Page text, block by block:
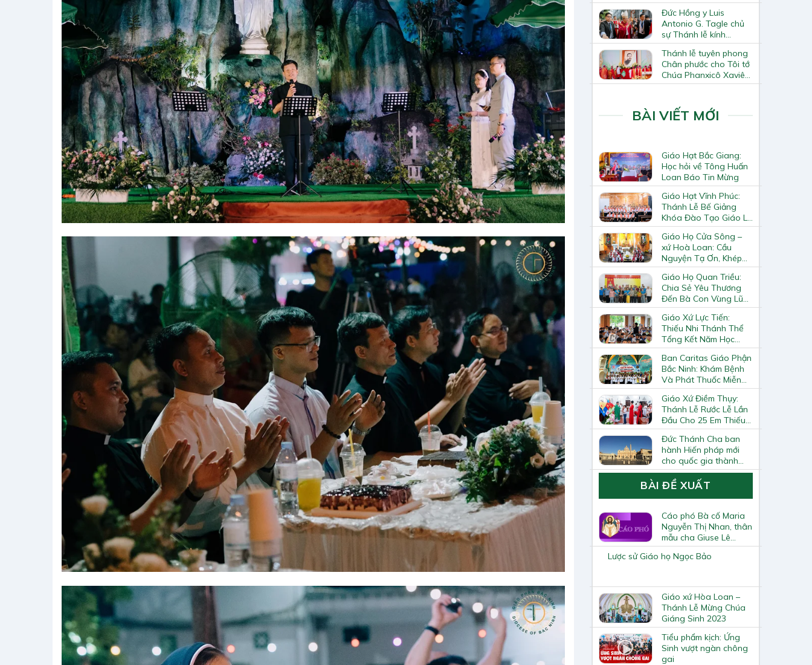
Đức Hồng y Luis
Antonio G. Tagle chủ
sự Thánh lễ kính
Thánh Tô-ma Tông đồ
tại Nhà thờ Chính tòa
Hà Nội
Thánh lễ tuyên phong
Chân phước cho Tôi tớ
Chúa Phanxicô Xaviê
Trương Bửu Diệp
BÀI VIẾT MỚI
Giáo Hạt Bắc Giang:
Học hỏi về Tông Huấn
Loan Báo Tin Mừng
Giáo Hạt Vĩnh Phúc:
Thánh Lễ Bế Giảng
Khóa Đào Tạo Giáo Lý
Viên – Huynh Trưởng
Cấp II
Giáo Họ Cửa Sông –
xứ Hoà Loan: Cầu
Nguyện Tạ Ơn, Khép
Lại Khóa Huấn Luyện
Giáo Lý Viên Cấp II
Giáo Họ Quan Triều:
Chia Sẻ Yêu Thương
Đến Bà Con Vùng Lũ
Lai Châu
Giáo Xứ Lực Tiến:
Thiếu Nhi Thánh Thể
Tổng Kết Năm Học
Giáo Lý
Ban Caritas Giáo Phận
Bắc Ninh: Khám Bệnh
Và Phát Thuốc Miễn
Phí Tại Giáo Xứ Đồng
Chương
Giáo Xứ Điềm Thụy:
Thánh Lễ Rước Lễ Lần
Đầu Cho 25 Em Thiếu
Nhi
Đức Thánh Cha ban
hành Hiến pháp mới
cho quốc gia thành
Vatican
BÀI ĐỀ XUẤT
Cáo phó Bà cố Maria
Nguyễn Thị Nhan, thân
mẫu cha Giuse Lê
Quốc Chinh
Lược sử Giáo họ Ngọc Bảo
Giáo xứ Hòa Loan –
Thánh Lễ Mừng Chúa
Giáng Sinh 2023
Tiểu phẩm kịch: Ứng
Sinh vượt ngàn chông
gai